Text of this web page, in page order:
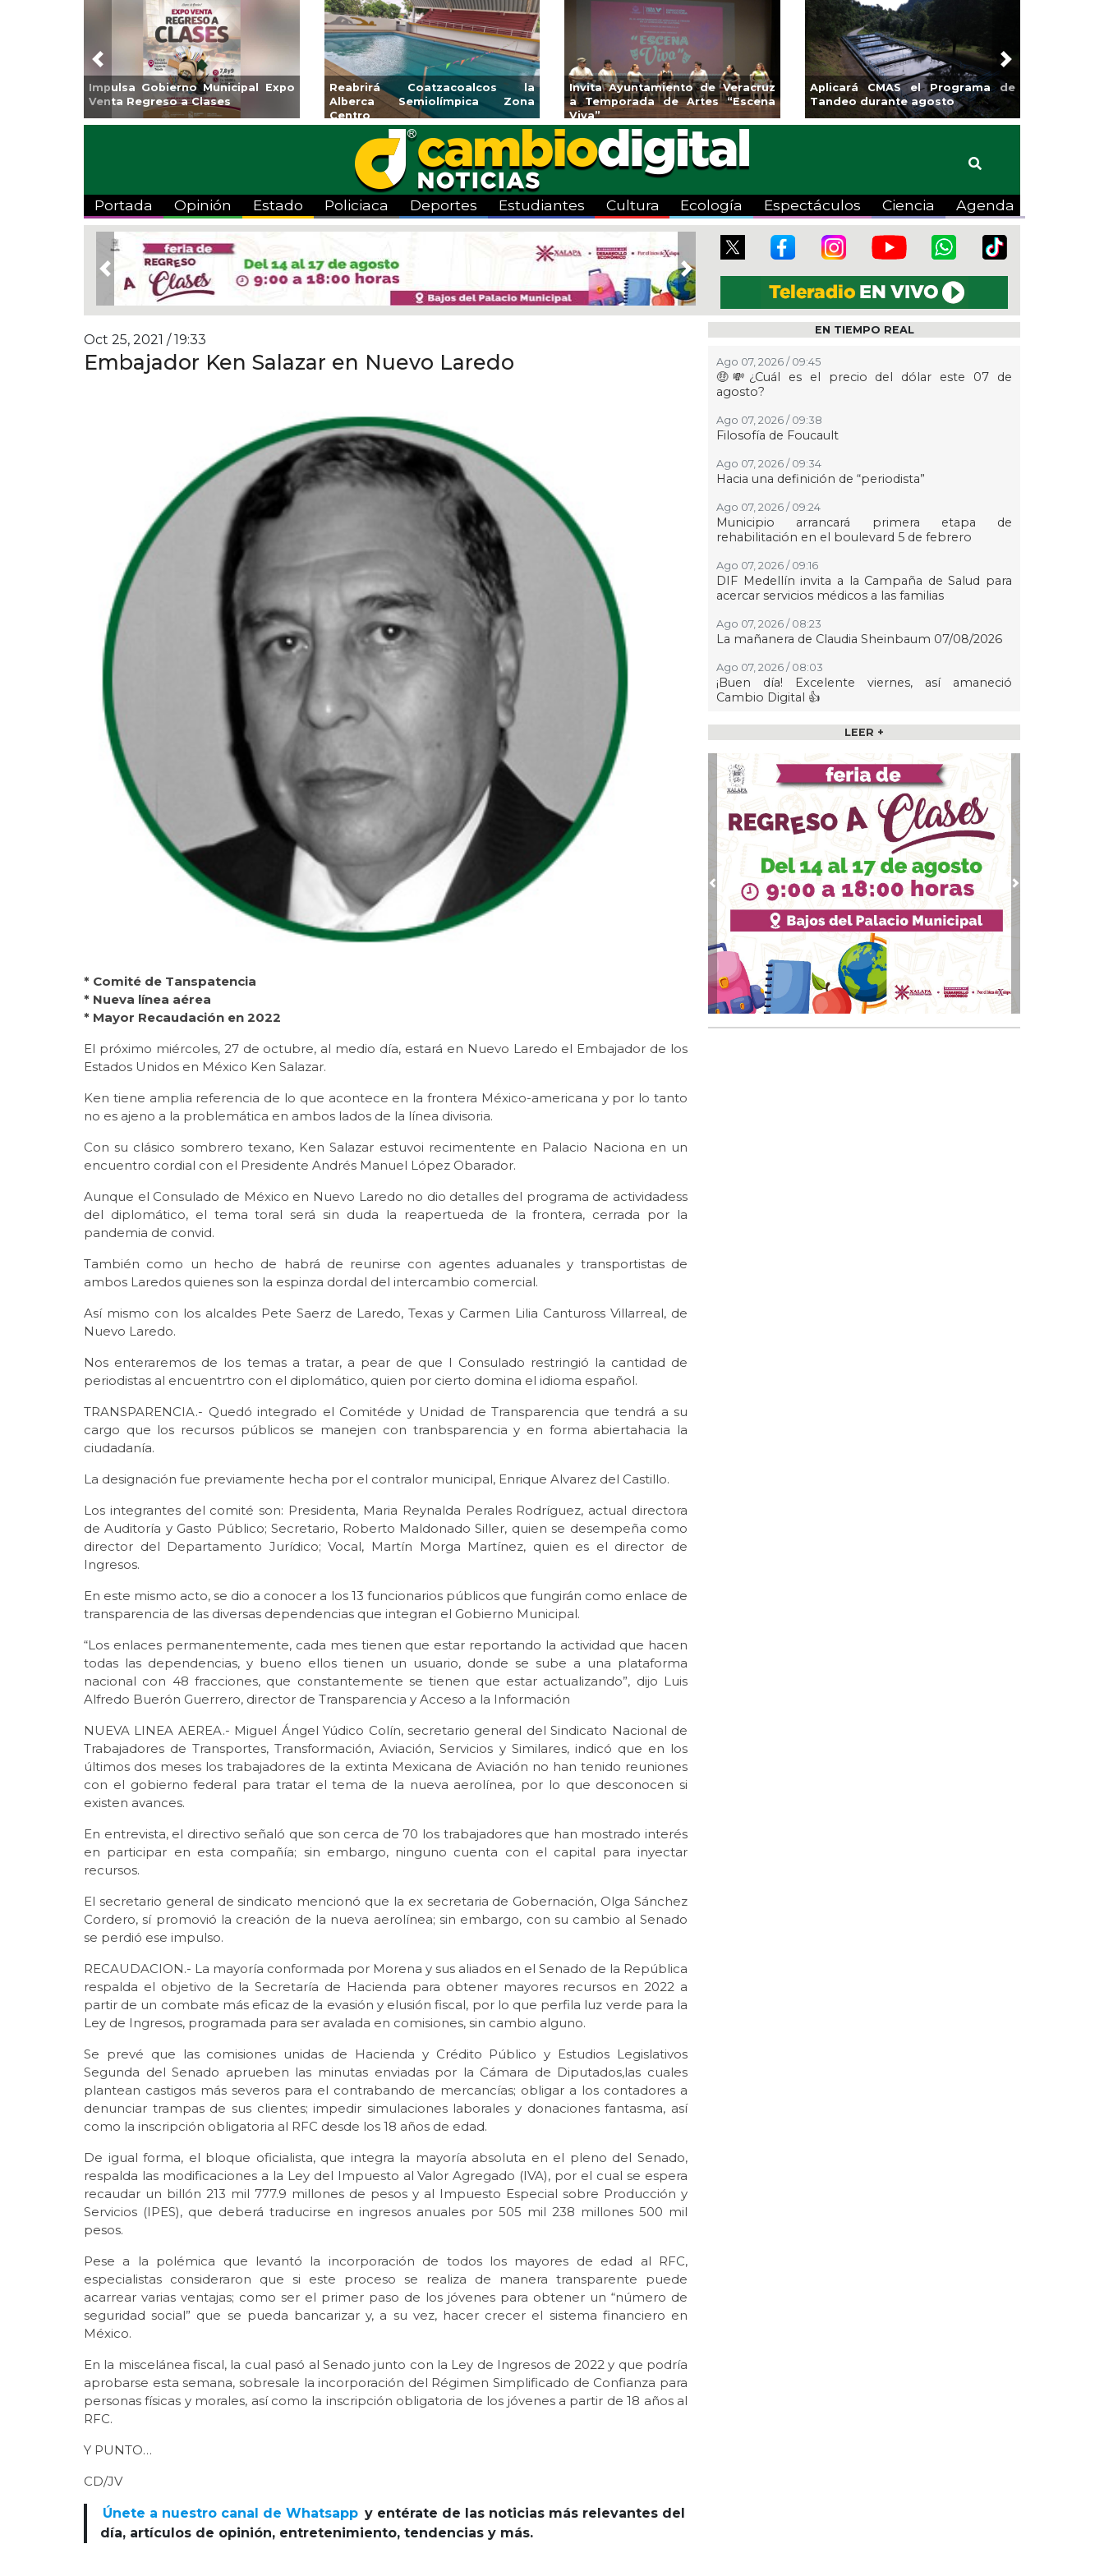
Guarniciones y banquetas para la
colonia El Mango en Pánuco
Emprendedores de Xalapa
exponen en Mercadito
Bicentenario
Coatzacoalcos impulsa la
halterofilia con la Copa Coyote
2026
Continúa Coatza Vive el Verano
2026 con cine, actividades
lúdicas y expo
Previous Next
Portada Opinión Estado Policiaca Deportes Estudiantes Cultura Ecología Espectáculos Ciencia Agenda
Previous Next
Oct 25, 2021 / 19:33
Embajador Ken Salazar en Nuevo Laredo
* Comité de Tanspatencia
* Nueva línea aérea
* Mayor Recaudación en 2022
El próximo miércoles, 27 de octubre, al medio día, estará en Nuevo Laredo el Embajador de los
Estados Unidos en México Ken Salazar.
Ken tiene amplia referencia de lo que acontece en la frontera México-americana y por lo tanto
no es ajeno a la problemática en ambos lados de la línea divisoria.
Con su clásico sombrero texano, Ken Salazar estuvoi recimentente en Palacio Naciona en un
encuentro cordial con el Presidente Andrés Manuel López Obarador.
Aunque el Consulado de México en Nuevo Laredo no dio detalles del programa de actividadess
del diplomático, el tema toral será sin duda la reapertueda de la frontera, cerrada por la
pandemia de convid.
También como un hecho de habrá de reunirse con agentes aduanales y transportistas de
ambos Laredos quienes son la espinza dordal del intercambio comercial.
Así mismo con los alcaldes Pete Saerz de Laredo, Texas y Carmen Lilia Cantuross Villarreal, de
Nuevo Laredo.
Nos enteraremos de los temas a tratar, a pear de que l Consulado restringió la cantidad de
periodistas al encuentrtro con el diplomático, quien por cierto domina el idioma español.
TRANSPARENCIA.- Quedó integrado el Comitéde y Unidad de Transparencia que tendrá a su
cargo que los recursos públicos se manejen con tranbsparencia y en forma abiertahacia la
ciudadanía.
La designación fue previamente hecha por el contralor municipal, Enrique Alvarez del Castillo.
Los integrantes del comité son: Presidenta, Maria Reynalda Perales Rodríguez, actual directora
de Auditoría y Gasto Público; Secretario, Roberto Maldonado Siller, quien se desempeña como
director del Departamento Jurídico; Vocal, Martín Morga Martínez, quien es el director de
Ingresos.
En este mismo acto, se dio a conocer a los 13 funcionarios públicos que fungirán como enlace de
transparencia de las diversas dependencias que integran el Gobierno Municipal.
“Los enlaces permanentemente, cada mes tienen que estar reportando la actividad que hacen
todas las dependencias, y bueno ellos tienen un usuario, donde se sube a una plataforma
nacional con 48 fracciones, que constantemente se tienen que estar actualizando”, dijo Luis
Alfredo Buerón Guerrero, director de Transparencia y Acceso a la Información
NUEVA LINEA AEREA.- Miguel Ángel Yúdico Colín, secretario general del Sindicato Nacional de
Trabajadores de Transportes, Transformación, Aviación, Servicios y Similares, indicó que en los
últimos dos meses los trabajadores de la extinta Mexicana de Aviación no han tenido reuniones
con el gobierno federal para tratar el tema de la nueva aerolínea, por lo que desconocen si
existen avances.
En entrevista, el directivo señaló que son cerca de 70 los trabajadores que han mostrado interés
en participar en esta compañía; sin embargo, ninguno cuenta con el capital para inyectar
recursos.
El secretario general de sindicato mencionó que la ex secretaria de Gobernación, Olga Sánchez
Cordero, sí promovió la creación de la nueva aerolínea; sin embargo, con su cambio al Senado
se perdió ese impulso.
RECAUDACION.- La mayoría conformada por Morena y sus aliados en el Senado de la República
respalda el objetivo de la Secretaría de Hacienda para obtener mayores recursos en 2022 a
partir de un combate más eficaz de la evasión y elusión fiscal, por lo que perfila luz verde para la
Ley de Ingresos, programada para ser avalada en comisiones, sin cambio alguno.
Se prevé que las comisiones unidas de Hacienda y Crédito Público y Estudios Legislativos
Segunda del Senado aprueben las minutas enviadas por la Cámara de Diputados,las cuales
plantean castigos más severos para el contrabando de mercancías; obligar a los contadores a
denunciar trampas de sus clientes; impedir simulaciones laborales y donaciones fantasma, así
como la inscripción obligatoria al RFC desde los 18 años de edad.
De igual forma, el bloque oficialista, que integra la mayoría absoluta en el pleno del Senado,
respalda las modificaciones a la Ley del Impuesto al Valor Agregado (IVA), por el cual se espera
recaudar un billón 213 mil 777.9 millones de pesos y al Impuesto Especial sobre Producción y
Servicios (IPES), que deberá traducirse en ingresos anuales por 505 mil 238 millones 500 mil
pesos.
Pese a la polémica que levantó la incorporación de todos los mayores de edad al RFC,
especialistas consideraron que si este proceso se realiza de manera transparente puede
acarrear varias ventajas; como ser el primer paso de los jóvenes para obtener un “número de
seguridad social” que se pueda bancarizar y, a su vez, hacer crecer el sistema financiero en
México.
En la miscelánea fiscal, la cual pasó al Senado junto con la Ley de Ingresos de 2022 y que podría
aprobarse esta semana, sobresale la incorporación del Régimen Simplificado de Confianza para
personas físicas y morales, así como la inscripción obligatoria de los jóvenes a partir de 18 años al
RFC.
Y PUNTO…
CD/JV
Únete a nuestro canal de Whatsapp y entérate de las noticias más relevantes del
día, artículos de opinión, entretenimiento, tendencias y más.
EN TIEMPO REAL
Ago 07, 2026 / 09:45
🤑💸¿Cuál es el precio del dólar este 07 de
agosto?
Ago 07, 2026 / 09:38
Filosofía de Foucault
Ago 07, 2026 / 09:34
Hacia una definición de “periodista”
Ago 07, 2026 / 09:24
Municipio arrancará primera etapa de
rehabilitación en el boulevard 5 de febrero
Ago 07, 2026 / 09:16
DIF Medellín invita a la Campaña de Salud para
acercar servicios médicos a las familias
Ago 07, 2026 / 08:23
La mañanera de Claudia Sheinbaum 07/08/2026
Ago 07, 2026 / 08:03
¡Buen día! Excelente viernes, así amaneció
Cambio Digital 👍
Ago 07, 2026 / 07:11
Fetichismo o sentir placer por cosas extrañas ¿es
normal?
Ago 07, 2026 / 07:00
🎉🎂👏 Santoral 07/08/2026
Ago 07, 2026 / 05:30
Carlota de México: la última emperatriz del país
Ago 07, 2026 / 04:30
Día Mundial de los Faros: guardianes de la
navegación marítima
Ago 06, 2026 / 23:46
El Águila gana último juego en Puebla
LEER +
Previous Next